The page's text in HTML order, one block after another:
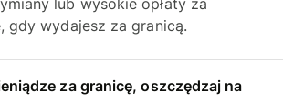
lub wysokie opłaty za
gdy wydajesz za granicą.
za granicę, oszczędzaj na